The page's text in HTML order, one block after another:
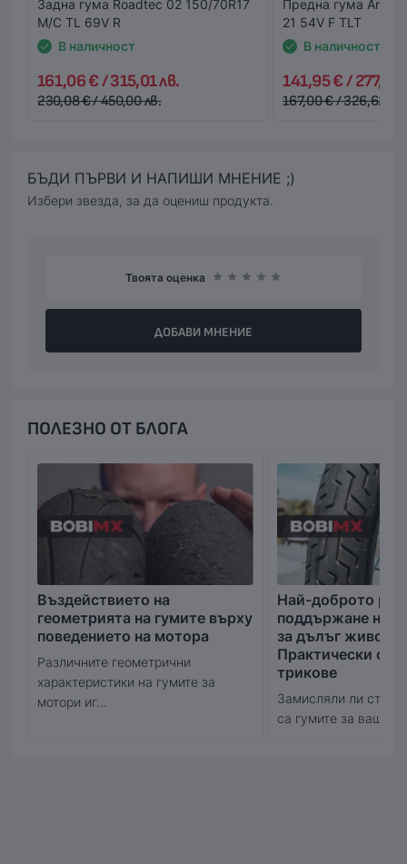
Задна гума Roadtec 02 150/70R17
M/C TL 69V R
В наличност
161,06 € / 315,01 лв.
230,08 € / 450,00 лв.
Предна гума
21 54V F TLT
В наличност
141,95 € / 277,63
167,00 € / 326,62 лв.
БЪДИ ПЪРВИ И НАПИШИ МНЕНИЕ ;)
Избери звезда, за да оцениш продукта.
Твоята оценка
ДОБАВИ МНЕНИЕ
ПОЛЕЗНО ОТ БЛОГА
Въздействието на
геометрията на гумите върху
поведението на мотора
Различните геометрични
характеристики на гумите за
мотори иг...
Най-доброто
поддържане на
за дълъг живот:
Практически
трикове
Замисляли ли сте
са гумите за вашия